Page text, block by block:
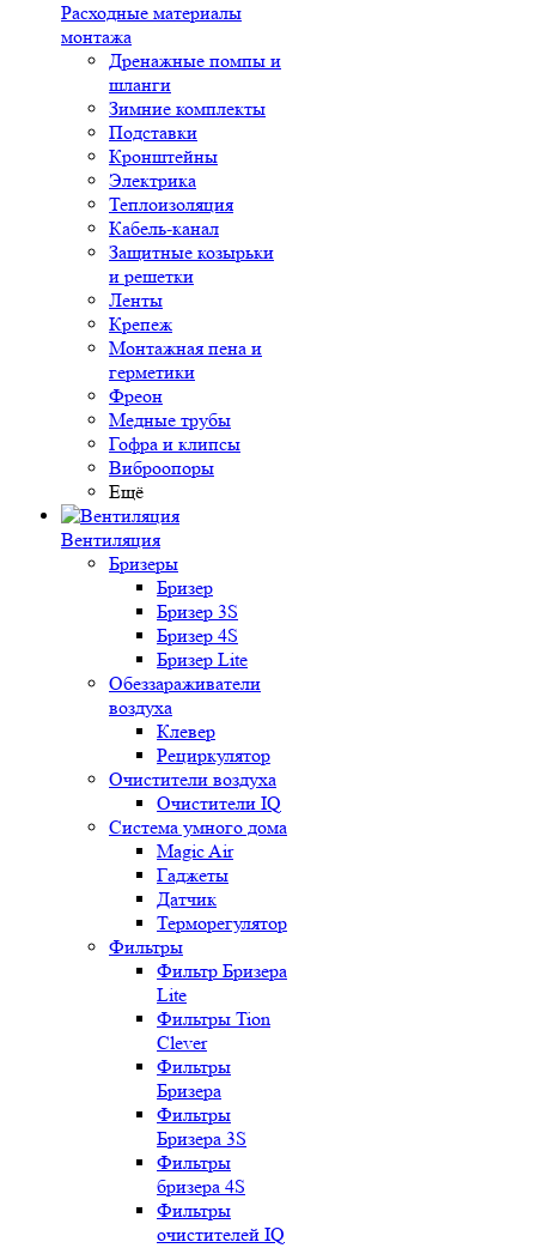
Расходные материалы
монтажа
Дренажные помпы и
шланги
Зимние комплекты
Подставки
Кронштейны
Электрика
Теплоизоляция
Кабель-канал
Защитные козырьки
и решетки
Ленты
Крепеж
Монтажная пена и
герметики
Фреон
Медные трубы
Гофра и клипсы
Виброопоры
Ещё
Вентиляция
Бризеры
Бризер
Бризер 3S
Бризер 4S
Бризер Lite
Обеззараживатели
воздуха
Клевер
Рециркулятор
Очистители воздуха
Очистители IQ
Система умного дома
Magic Air
Гаджеты
Датчик
Терморегулятор
Фильтры
Фильтр Бризера
Lite
Фильтры Tion
Clever
Фильтры
Бризера
Фильтры
Бризера 3S
Фильтры
бризера 4S
Фильтры
очистителей IQ